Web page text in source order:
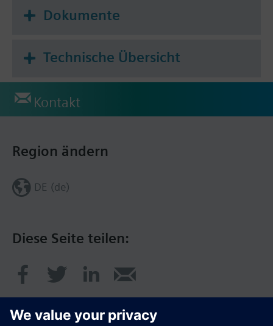
Dokumente
Technische Übersicht
Kontakt
Diese Seite teilen:
Region ändern
DE (de)